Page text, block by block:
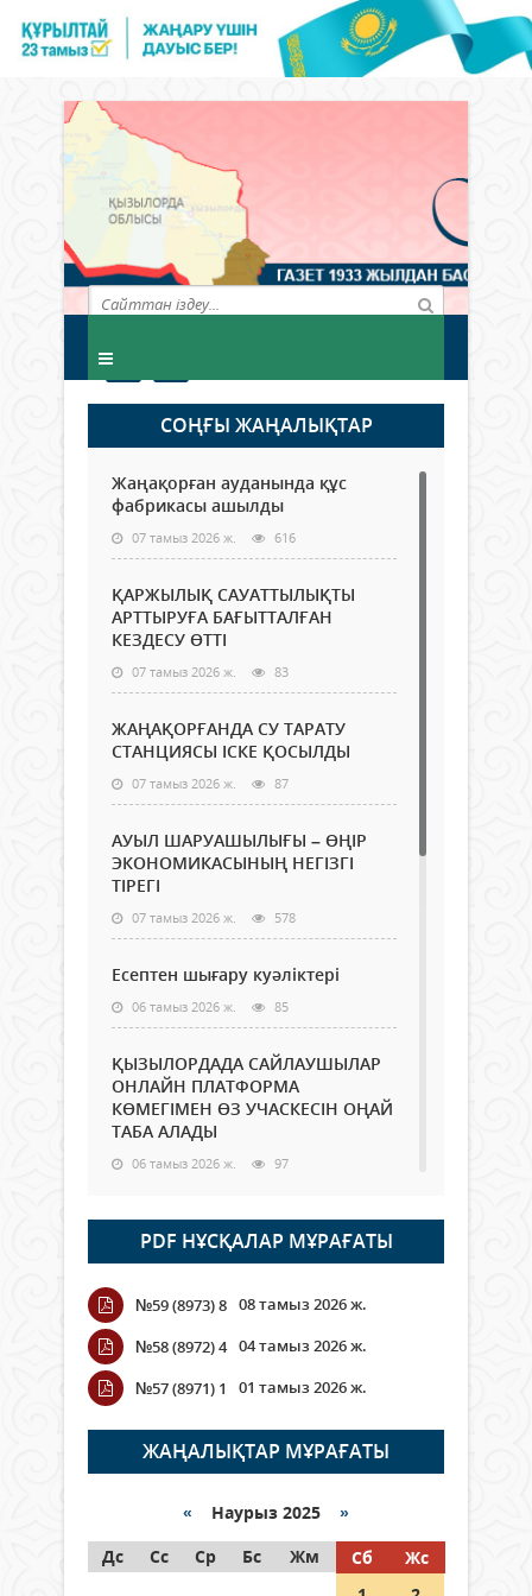
СОҢҒЫ ЖАҢАЛЫҚТАР
Жаңақорған ауданында құс
фабрикасы ашылды
07 тамыз 2026 ж. 616
ҚАРЖЫЛЫҚ САУАТТЫЛЫҚТЫ
АРТТЫРУҒА БАҒЫТТАЛҒАН
КЕЗДЕСУ ӨТТІ
07 тамыз 2026 ж. 83
ЖАҢАҚОРҒАНДА СУ ТАРАТУ
СТАНЦИЯСЫ ІСКЕ ҚОСЫЛДЫ
07 тамыз 2026 ж. 87
АУЫЛ ШАРУАШЫЛЫҒЫ – ӨҢІР
ЭКОНОМИКАСЫНЫҢ НЕГІЗГІ
ТІРЕГІ
07 тамыз 2026 ж. 578
Есептен шығару куәліктері
06 тамыз 2026 ж. 85
ҚЫЗЫЛОРДАДА САЙЛАУШЫЛАР
ОНЛАЙН ПЛАТФОРМА
КӨМЕГІМЕН ӨЗ УЧАСКЕСІН ОҢАЙ
ТАБА АЛАДЫ
06 тамыз 2026 ж. 97
Open Air: Қызылорда облысы
полиция департаменті 20
мыңнан астам көрерменнің
қауіпсіздігін қамтамасыз етті
06 тамыз 2026 ж.
Wi-Fi ҚАБЫРҒА АРҚЫЛЫ ҚАЛАЙ
ӨТЕДІ?
06 тамыз 2026 ж. 276
граждане Казахстана,
05 тамыз 2026 ж. 156
PDF НҰСҚАЛАР МҰРАҒАТЫ
№59 (8973) 8 08 тамыз 2026 ж.
№58 (8972) 4 04 тамыз 2026 ж.
№57 (8971) 1
01 тамыз 2026 ж.
ЖАҢАЛЫҚТАР МҰРАҒАТЫ
« Наурыз 2025 »
Дс
Сс Ср Бс Жм Сб
Жс